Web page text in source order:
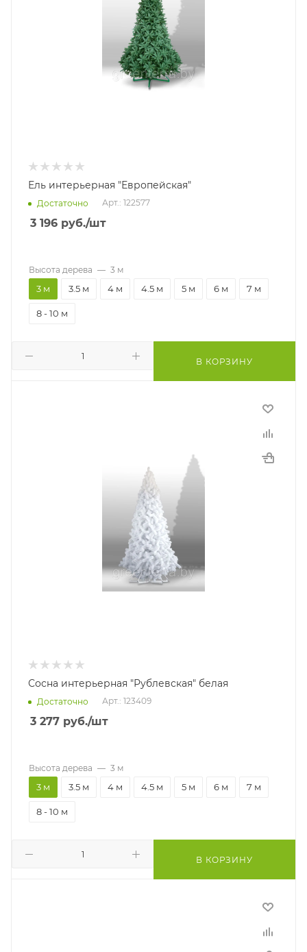
Ель интерьерная "Европейская"
Достаточно Арт.: 122577
3 196 руб./шт
В КОРЗИНУ
Высота дерева — 3 м
3 м 3.5 м 4 м 4.5 м 5 м 6 м 7 м
8 - 10 м
Сосна интерьерная "Рублевская" белая
Достаточно Арт.: 123409
3 277 руб./шт
В КОРЗИНУ
Высота дерева — 3 м
3 м 3.5 м 4 м 4.5 м 5 м 6 м 7 м
8 - 10 м